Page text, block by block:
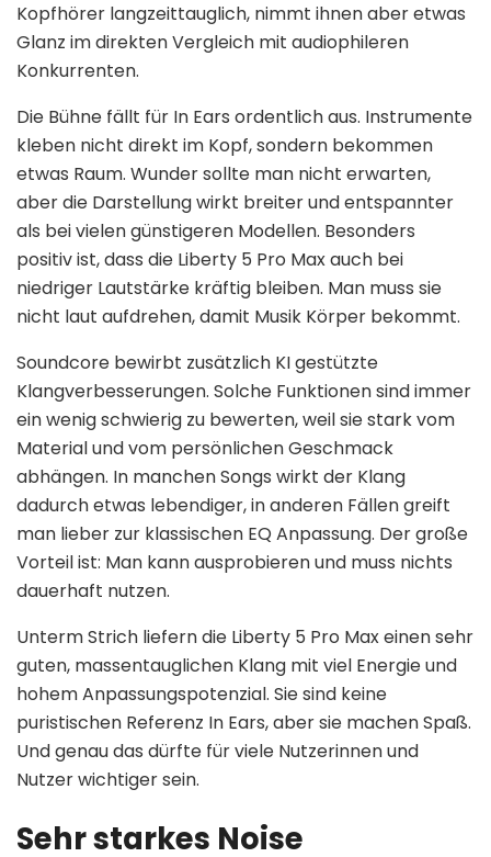
Kopfhörer langzeittauglich, nimmt ihnen aber etwas
Glanz im direkten Vergleich mit audiophileren
Konkurrenten.
Die Bühne fällt für In Ears ordentlich aus. Instrumente
kleben nicht direkt im Kopf, sondern bekommen
etwas Raum. Wunder sollte man nicht erwarten,
aber die Darstellung wirkt breiter und entspannter
als bei vielen günstigeren Modellen. Besonders
positiv ist, dass die Liberty 5 Pro Max auch bei
niedriger Lautstärke kräftig bleiben. Man muss sie
nicht laut aufdrehen, damit Musik Körper bekommt.
Soundcore bewirbt zusätzlich KI gestützte
Klangverbesserungen. Solche Funktionen sind immer
ein wenig schwierig zu bewerten, weil sie stark vom
Material und vom persönlichen Geschmack
abhängen. In manchen Songs wirkt der Klang
dadurch etwas lebendiger, in anderen Fällen greift
man lieber zur klassischen EQ Anpassung. Der große
Vorteil ist: Man kann ausprobieren und muss nichts
dauerhaft nutzen.
Unterm Strich liefern die Liberty 5 Pro Max einen sehr
guten, massentauglichen Klang mit viel Energie und
hohem Anpassungspotenzial. Sie sind keine
puristischen Referenz In Ears, aber sie machen Spaß.
Und genau das dürfte für viele Nutzerinnen und
Nutzer wichtiger sein.
Sehr starkes Noise